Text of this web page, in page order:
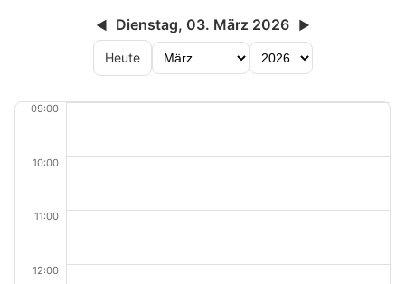
◀ Dienstag, 03. März 2026 ▶
Heute
09:00
10:00
11:00
12:00